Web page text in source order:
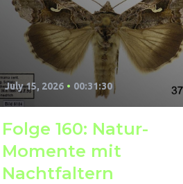
July 15, 2026 • 00:31:30
Folge 160: Natur-
Momente mit
Nachtfaltern